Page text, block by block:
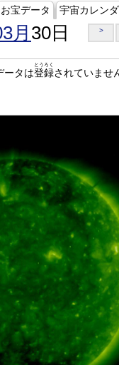
お宝データ 宇宙カレン
月 30日 >
ータは登録
とうろく
されていませ